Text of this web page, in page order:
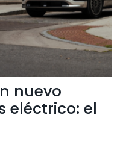
nuevo
eléctrico: el